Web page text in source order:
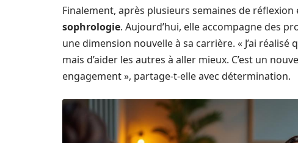
Finalement, après plusieurs semaines de
sophrologie. Aujourd’hui, elle accompagne des
une dimension nouvelle à sa carrière. « J’ai
mais d’aider les autres à aller mieux. C’est un
engagement », partage-t-elle avec détermination.